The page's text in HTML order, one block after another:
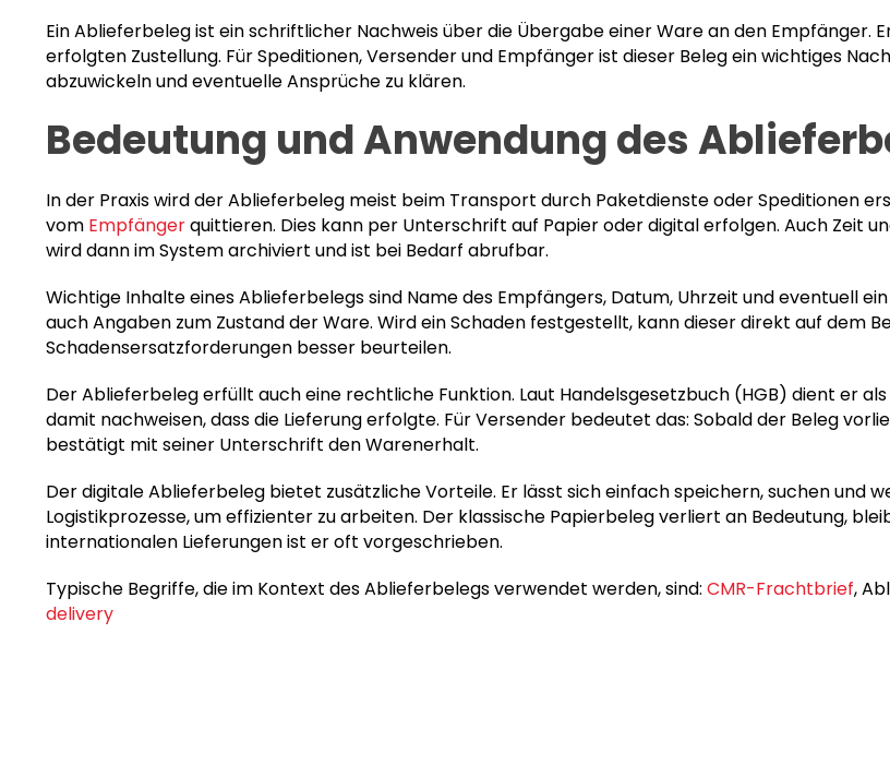
Ein Ablieferbeleg ist ein schriftlicher Nachweis über die Übergabe einer Ware an den
erfolgten Zustellung. Für Speditionen, Versender und Empfänger ist dieser Beleg ein wichtiges
abzuwickeln und eventuelle Ansprüche zu klären.
Bedeutung und Anwendung des
In der Praxis wird der Ablieferbeleg meist beim Transport durch Paketdienste oder Speditionen
vom Empfängerquittieren. Dies kann per Unterschrift auf Papier oder digital erfolgen. Auch Zeit
wird dann im System archiviert und ist bei Bedarf abrufbar.
Wichtige Inhalte eines Ablieferbelegs sind Name des Empfängers, Datum, Uhrzeit und eventuell
auch Angaben zum Zustand der Ware. Wird ein Schaden festgestellt, kann dieser direkt auf dem
Schadensersatzforderungen besser beurteilen.
Der Ablieferbeleg erfüllt auch eine rechtliche Funktion. Laut Handelsgesetzbuch (HGB) dient er
damit nachweisen, dass die Lieferung erfolgte. Für Versender bedeutet das: Sobald der Beleg
bestätigt mit seiner Unterschrift den Warenerhalt.
Der digitale Ablieferbeleg bietet zusätzliche Vorteile. Er lässt sich einfach speichern, suchen und
Logistikprozesse, um effizienter zu arbeiten. Der klassische Papierbeleg verliert an Bedeutung,
internationalen Lieferungen ist er oft vorgeschrieben.
Typische Begriffe, die im Kontext des Ablieferbelegs verwendet werden, sind: CMR-Frachtbrief,
delivery